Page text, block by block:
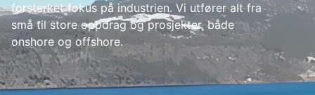
forsterket fokus på industrien. Vi utfører alt fra
små til store oppdrag og prosjekter, både
onshore og offshore.